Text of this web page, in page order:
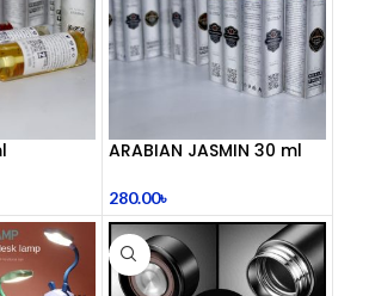
ARABIAN JASMIN 30 ml
280.00৳